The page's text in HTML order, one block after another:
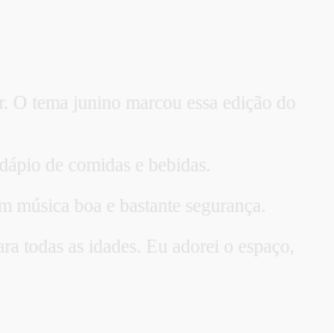
O tema junino marcou essa edição do
de comidas e bebidas.
boa e bastante segurança.
todas as idades. Eu adorei o espaço,